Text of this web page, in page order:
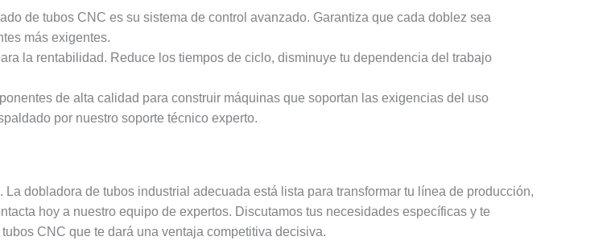
de tubos CNC es su sistema de control avanzado. Garantiza que cada doblez sea
más exigentes.
la rentabilidad. Reduce los tiempos de ciclo, disminuye tu dependencia del trabajo
de alta calidad para construir máquinas que soportan las exigencias del uso
por nuestro soporte técnico experto.
dobladora de tubos industrial adecuada está lista para transformar tu línea de producción,
hoy a nuestro equipo de expertos. Discutamos tus necesidades específicas y te
CNC que te dará una ventaja competitiva decisiva.